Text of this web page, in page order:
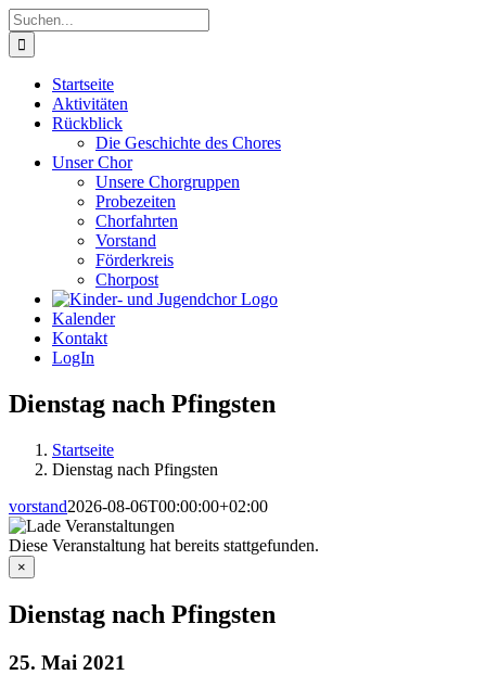
Zum
Inhalt
springen
Suche
nach:
Startseite
Aktivitäten
Rückblick
Die Geschichte des Chores
Unser Chor
Unsere Chorgruppen
Probezeiten
Chorfahrten
Vorstand
Förderkreis
Chorpost
Kalender
Kontakt
LogIn
Dienstag nach Pfingsten
Startseite
Dienstag nach Pfingsten
vorstand2026-08-06T00:00:00+02:00
Diese Veranstaltung hat bereits stattgefunden.
×
Dienstag nach Pfingsten
25. Mai 2021